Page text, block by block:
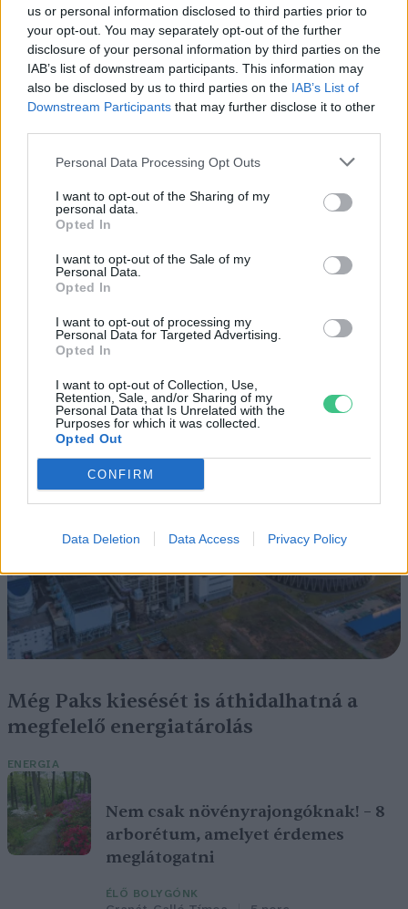
us or personal information disclosed to third parties prior to
your opt-out. You may separately opt-out of the further
disclosure of your personal information by third parties on the
IAB’s list of downstream participants. This information may
also be disclosed by us to third parties on the IAB’s List of
Downstream Participants that may further disclose it to other
Personal Data Processing Opt Outs
I want to opt-out of the Sharing of my
personal data.
Opted In
I want to opt-out of the Sale of my
Personal Data.
Opted In
I want to opt-out of processing my
Personal Data for Targeted Advertising.
Opted In
I want to opt-out of Collection, Use,
Retention, Sale, and/or Sharing of my
Personal Data that Is Unrelated with the
Purposes for which it was collected.
Opted Out
CONFIRM
Data Deletion Data Access Privacy Policy
KÖZLEKEDÉS
Történelmi aszály sújtja Nagy-
Britanniát is
Elképesztő felvétel mutatja meg,
mekkora a különbség az áradó és a
kiszáradó Duna között
ÉLŐ BOLYGÓNK
Még Paks kiesését is áthidalhatná a
megfelelő energiatárolás
ENERGIA
Nem csak növényrajongóknak! – 8
arborétum, amelyet érdemes
meglátogatni
ÉLŐ BOLYGÓNK